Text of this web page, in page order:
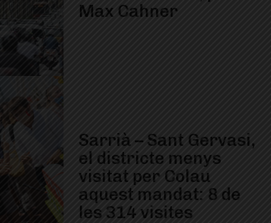
Max Cahner
Sarrià – Sant Gervasi,
el districte menys
visitat per Colau
aquest mandat: 8 de
les 314 visites